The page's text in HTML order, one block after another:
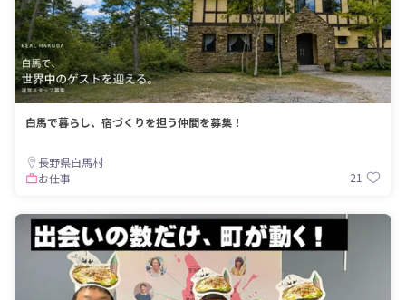
白馬で暮らし、宿づくりを担う仲間を募集！
長野県白馬村
お仕事
21